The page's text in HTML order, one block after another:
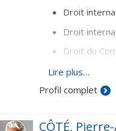
Droit
Droit
Droit du
Droit de
Lire plus…
Profil complet
CÔTÉ,